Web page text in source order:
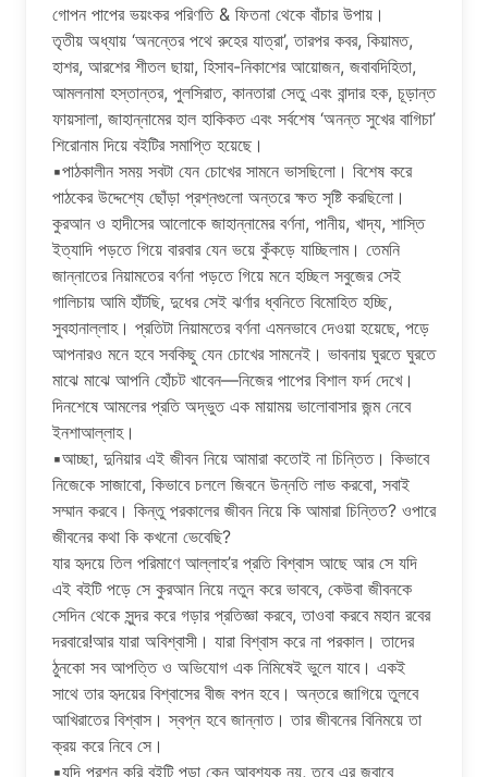
গোপন পাপের ভয়ংকর পরিণতি & ফিতনা থেকে বাঁচার উপায়।
তৃতীয় অধ্যায় ‘অনন্তের পথে রুহের যাত্রা’, তারপর কবর, কিয়ামত,
হাশর, আরশের শীতল ছায়া, হিসাব-নিকাশের আয়োজন, জবাবদিহিতা,
আমলনামা হস্তান্তর, পুলসিরাত, কানতারা সেতু এবং বান্দার হক, চূড়ান্ত
ফায়সালা, জাহান্নামের হাল হাকিকত এবং সর্বশেষ ‘অনন্ত সুখের বাগিচা’
শিরোনাম দিয়ে বইটির সমাপ্তি হয়েছে।
▪পাঠকালীন সময় সবটা যেন চোখের সামনে ভাসছিলো। বিশেষ করে
পাঠকের উদ্দেশ্যে ছোঁড়া প্রশ্নগুলো অন্তরে ক্ষত সৃষ্টি করছিলো।
কুরআন ও হাদীসের আলোকে জাহান্নামের বর্ণনা, পানীয়, খাদ্য, শাস্তি
ইত্যাদি পড়তে গিয়ে বারবার যেন ভয়ে কুঁকড়ে যাচ্ছিলাম। তেমনি
জান্নাতের নিয়ামতের বর্ণনা পড়তে গিয়ে মনে হচ্ছিল সবুজের সেই
গালিচায় আমি হাঁটছি, দুধের সেই ঝর্ণার ধ্বনিতে বিমোহিত হচ্ছি,
সুবহানাল্লাহ। প্রতিটা নিয়ামতের বর্ণনা এমনভাবে দেওয়া হয়েছে, পড়ে
আপনারও মনে হবে সবকিছু যেন চোখের সামনেই। ভাবনায় ঘুরতে ঘুরতে
মাঝে মাঝে আপনি হোঁচট খাবেন—নিজের পাপের বিশাল ফর্দ দেখে।
দিনশেষে আমলের প্রতি অদ্ভুত এক মায়াময় ভালোবাসার জন্ম নেবে
ইনশাআল্লাহ।
▪আচ্ছা, দুনিয়ার এই জীবন নিয়ে আমারা কতোই না চিন্তিত। কিভাবে
নিজেকে সাজাবো, কিভাবে চললে জিবনে উন্নতি লাভ করবো, সবাই
সম্মান করবে। কিন্তু পরকালের জীবন নিয়ে কি আমারা চিন্তিত? ওপারে
জীবনের কথা কি কখনো ভেবেছি?
যার হৃদয়ে তিল পরিমাণে আল্লাহ’র প্রতি বিশ্বাস আছে আর সে যদি
এই বইটি পড়ে সে কুরআন নিয়ে নতুন করে ভাববে, কেউবা জীবনকে
সেদিন থেকে সুন্দর করে গড়ার প্রতিজ্ঞা করবে, তাওবা করবে মহান রবের
দরবারে!আর যারা অবিশ্বাসী। যারা বিশ্বাস করে না পরকাল। তাদের
ঠুনকো সব আপত্তি ও অভিযোগ এক নিমিষেই ভুলে যাবে। একই
সাথে তার হৃদয়ের বিশ্বাসের বীজ বপন হবে। অন্তরে জাগিয়ে তুলবে
আখিরাতের বিশ্বাস। স্বপ্ন হবে জান্নাত। তার জীবনের বিনিময়ে তা
ক্রয় করে নিবে সে।
▪যদি প্রশ্ন করি বইটি পড়া কেন আবশ্যক নয়, তবে এর জবাবে